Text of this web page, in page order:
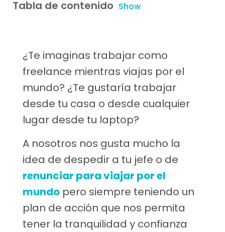
Tabla de contenido Show
¿Te imaginas trabajar como
freelance mientras viajas por el
mundo? ¿Te gustaría trabajar
desde tu casa o desde cualquier
lugar desde tu laptop?
A nosotros nos gusta mucho la
idea de despedir a tu jefe o de
renunciar para viajar por el
mundo pero siempre teniendo un
plan de acción que nos permita
tener la tranquilidad y confianza